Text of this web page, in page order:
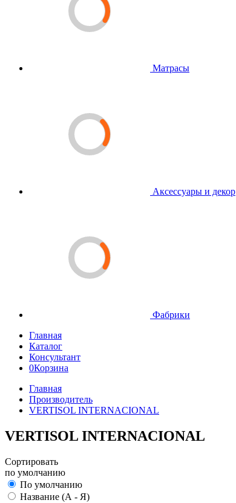
Матрасы
Аксессуары и декор
Фабрики
Главная
Каталог
Консультант
0Корзина
Главная
Производитель
VERTISOL INTERNACIONAL
VERTISOL INTERNACIONAL
Сортировать
по умолчанию
По умолчанию
Название (А - Я)